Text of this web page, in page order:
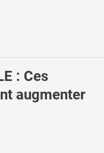
: Ces
augmenter